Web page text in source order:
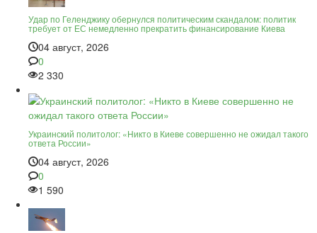
Удар по Геленджику обернулся политическим скандалом: политик
требует от ЕС немедленно прекратить финансирование Киева
04 август, 2026
0
2 330
Украинский политолог: «Никто в Киеве совершенно не ожидал такого
ответа России»
04 август, 2026
0
1 590